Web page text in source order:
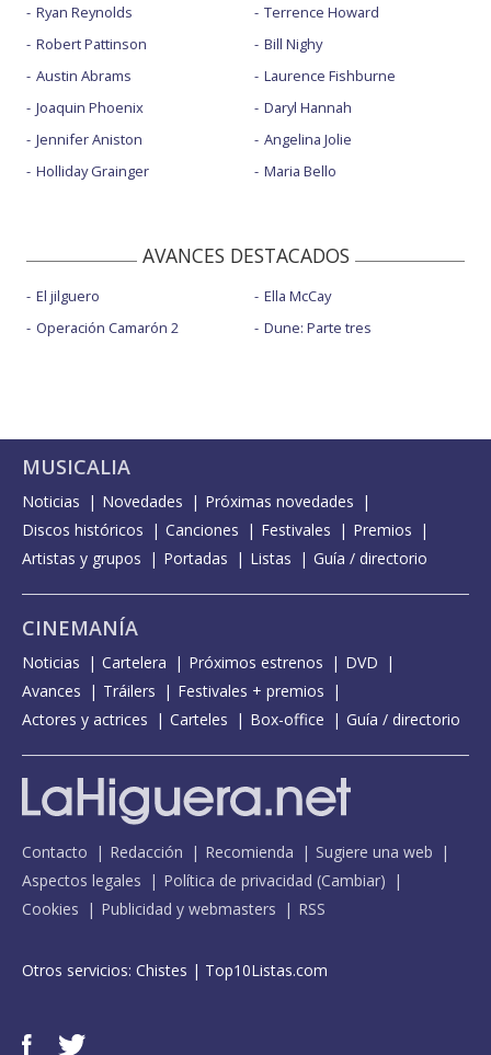
Ryan Reynolds
Robert Pattinson
Austin Abrams
Joaquin Phoenix
Jennifer Aniston
Holliday Grainger
Terrence Howard
Bill Nighy
Laurence Fishburne
Daryl Hannah
Angelina Jolie
Maria Bello
AVANCES DESTACADOS
El jilguero
Operación Camarón 2
Ella McCay
Dune: Parte tres
MUSICALIA
Noticias Novedades
Próximas novedades
Discos históricos
Canciones Festivales
Premios
Artistas y grupos
Portadas Listas Guía / directorio
CINEMANÍA
Noticias Cartelera Próximos estrenos
DVD
Avances
Tráilers
Festivales + premios
Actores y actrices
Carteles Box-office Guía / directorio
Contacto Redacción Recomienda
Sugiere una web
Aspectos legales
Política de privacidad (Cambiar)
Cookies
Publicidad y webmasters RSS
Otros servicios: Chistes | Top10Listas.com